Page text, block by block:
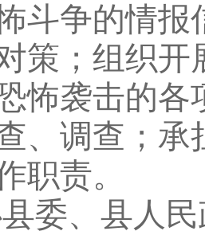
斗争的情
策；组织
怖袭击的
、调查；
职责。
委、县人